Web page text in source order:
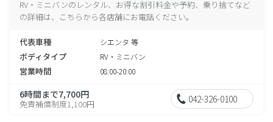
RV・ミニバンのレンタル、お得な割引料金や予約、乗り捨てなど
の詳細は、こちらから各店舗にお電話ください。
代表車種 シエンタ 等
ボディタイプ RV・ミニバン
営業時間 08:00-20:00
6時間まで7,700円
免責補償制度1,100円 042-326-0100